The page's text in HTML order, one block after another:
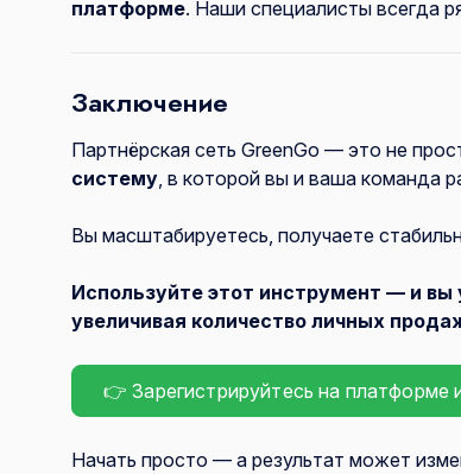
платформе. Наши специалисты всегда
Заключение
Партнёрская сеть GreenGo — это не
систему, в которой вы и ваша команда
Вы масштабируетесь, получаете
Используйте этот инструмент — и вы
увеличивая количество личных
👉 Зарегистрируйтесь на платформе
Начать просто — а результат может